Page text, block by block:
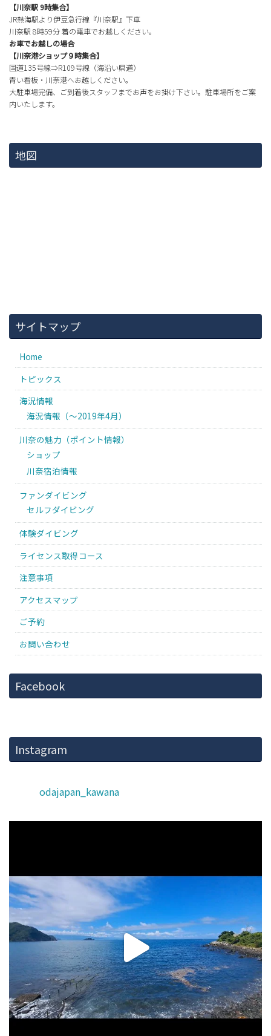
【川奈駅 9時集合】
JR熱海駅より伊豆急行線『川奈駅』下車
川奈駅 8時59分 着の電車でお越しください。
お車でお越しの場合
【川奈港ショップ９時集合】
国道135号線⇒R109号線（海沿い県道）
青い看板・川奈港へお越しください。
大駐車場完備、ご到着後スタッフまでお声をお掛け下さい。駐車場所をご案
内いたします。
地図
サイトマップ
Home
トピックス
海況情報
海況情報（〜2019年4月）
川奈の魅力（ポイント情報）
ショップ
川奈宿泊情報
ファンダイビング
セルフダイビング
体験ダイビング
ライセンス取得コース
注意事項
アクセスマップ
ご予約
お問い合わせ
Facebook
Instagram
odajapan_kawana